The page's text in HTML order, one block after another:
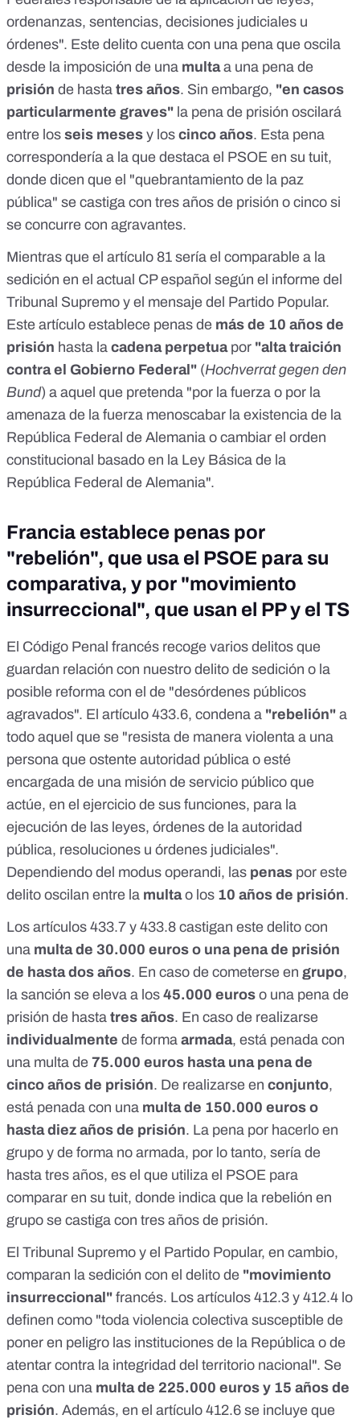
ordenanzas, sentencias, decisiones judiciales u
órdenes". Este delito cuenta con una pena que oscila
desde la imposición de una multaa una pena de
prisión de hasta tres años. Sin embargo, "en casos
particularmente graves" la pena de prisión oscilará
entre los seis meses y los cinco años. Esta pena
correspondería a la que destaca el PSOE en su tuit,
donde dicen que el "quebrantamiento de la paz
pública" se castiga con tres años de prisión o cinco si
se concurre con agravantes.
Mientras que el artículo 81 sería el comparable a la
sedición en el actual CP español según el informe del
Tribunal Supremo y el mensaje del Partido Popular.
Este artículo establece penas de más de 10 años de
prisión hasta la cadena perpetuapor "alta traición
contra el Gobierno Federal" (Hochverrat gegen den
Bund) a aquel que pretenda "por la fuerza o por la
amenaza de la fuerza menoscabar la existencia de la
República Federal de Alemania o cambiar el orden
constitucional basado en la Ley Básica de la
República Federal de Alemania".
Francia establece penas por
"rebelión", que usa el PSOE para su
comparativa, y por "movimiento
insurreccional", que usan el PP y el TS
El Código Penal francés recoge varios delitos que
guardan relación con nuestro delito de sedición o la
posible reforma con el de "desórdenes públicos
agravados". El artículo 433.6, condena a "rebelión" a
todo aquel que se "resista de manera violenta a una
persona que ostente autoridad pública o esté
encargada de una misión de servicio público que
actúe, en el ejercicio de sus funciones, para la
ejecución de las leyes, órdenes de la autoridad
pública, resoluciones u órdenes judiciales".
Dependiendo del modus operandi, las penas por este
delito oscilan entre la multao los 10 años de prisión.
Los artículos 433.7 y 433.8 castigan este delito con
una multa de 30.000 euros o una pena de prisión
de hasta dos años. En caso de cometerse en grupo,
la sanción se eleva a los 45.000 euros o una pena de
prisión de hasta tres años. En caso de realizarse
individualmente de forma armada, está penada con
una multa de 75.000 euros hasta una pena de
cinco años de prisión. De realizarse en conjunto,
está penada con una multa de 150.000 euros o
hasta diez años de prisión. La pena por hacerlo en
grupo y de forma no armada, por lo tanto, sería de
hasta tres años, es el que utiliza el PSOE para
comparar en su tuit, donde indica que la rebelión en
grupo se castiga con tres años de prisión.
El Tribunal Supremo y el Partido Popular, en cambio,
comparan la sedición con el delito de "movimiento
insurreccional" francés. Los artículos 412.3 y 412.4 lo
definen como "toda violencia colectiva susceptible de
poner en peligro las instituciones de la República o de
atentar contra la integridad del territorio nacional". Se
pena con una multa de 225.000 euros y 15 años de
prisión. Además, en el artículo 412.6 se incluye que